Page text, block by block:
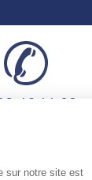
46 11 02
& 13h30-18h
Rue Amiral Troude,
sur notre site est